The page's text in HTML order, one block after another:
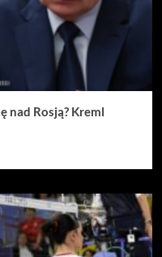
nad Rosją? Kreml